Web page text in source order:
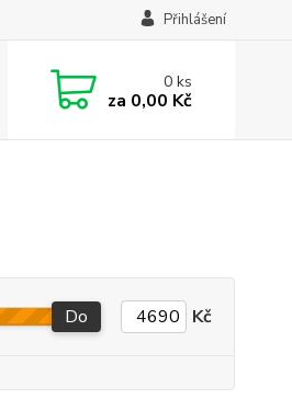
Přihlášení
0ks
za 0,00 Kč
Do Kč